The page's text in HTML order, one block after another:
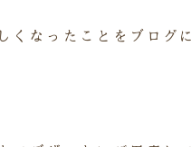
くなったことをブロ